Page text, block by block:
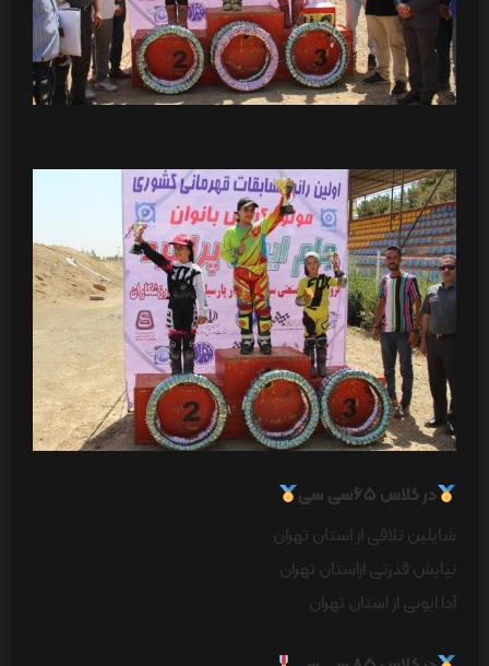
در کلاس ۶۵سی سی
شایلین تلاقی از استان تهران
نیایش قدرتی ازاستان تهران
آدا ایوبی از استان تهران